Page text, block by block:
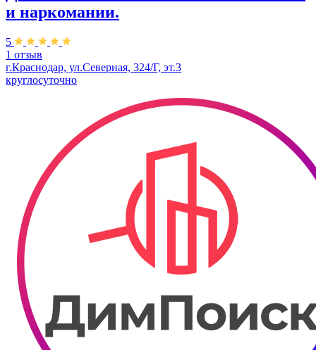
и наркомании.
5
1 отзыв
г.Краснодар, ул.Северная, 324/Г, эт.3
круглосуточно